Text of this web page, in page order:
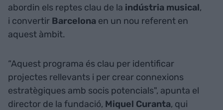
abordin els reptes clau de la indústria musical,
i convertir Barcelona en un nou referent en
aquest àmbit.
“Aquest programa és clau per identificar
projectes rellevants i per crear connexions
estratègiques amb socis potencials", apunta el
director de la fundació, Miquel Curanta, qui